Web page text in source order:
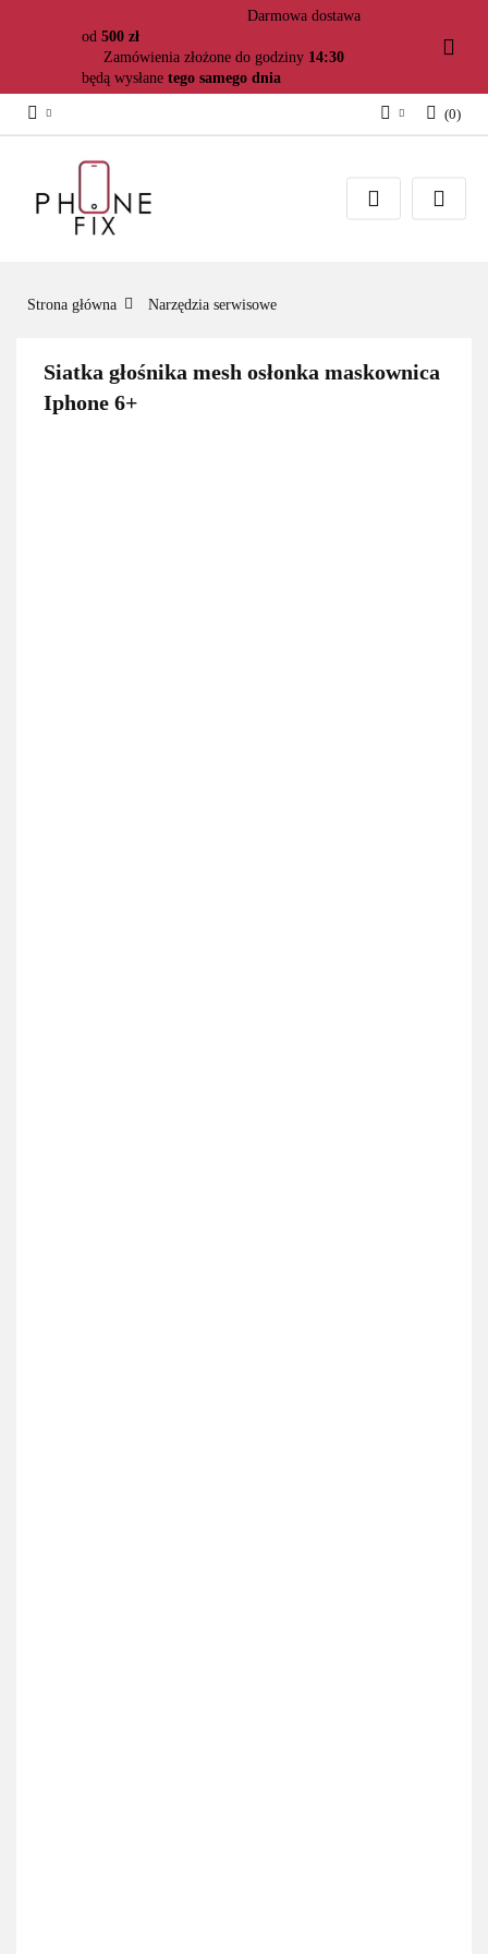
Darmowa dostawa
od 500 zł
Zamówienia złożone do godziny 14:30
będą wysłane tego samego dnia
Załóż konto
(0)
Strona główna Narzędzia serwisowe
Siatka głośnika mesh osłonka maskownica
Iphone 6+